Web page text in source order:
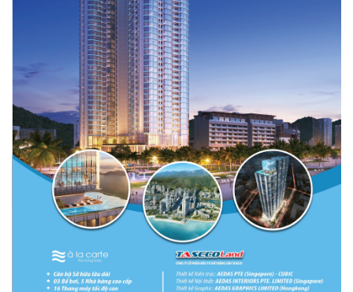
một trong những thị trường tăng
trưởng nhanh nhất Đông Nam Á.
Thỏa thuận được công bố qua
tuyên bố chung ngày 2/7/2026
sau 21 phiên đàm phán, dự kiến
sẽ được ký kết vào mùa thu năm
nay.